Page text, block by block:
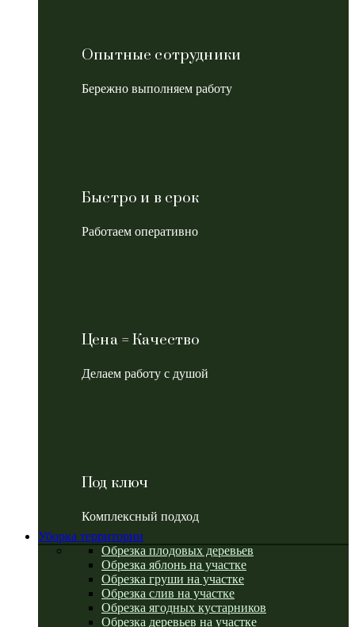
Опытные сотрудники
Бережно выполняем работу
Быстро и в срок
Работаем оперативно
Цена = Качество
Делаем работу с душой
Под ключ
Комплексный подход
Уборка территории
Обрезка плодовых деревьев
Обрезка яблонь на участке
Обрезка груши на участке
Обрезка слив на участке
Обрезка ягодных кустарников
Обрезка деревьев на участке